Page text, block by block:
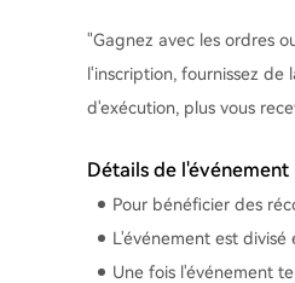
"Gagnez avec les ordres
l'inscription, fournissez de
d'exécution, plus vous
Détails de l'événement
Pour bénéficier des
L'événement est
Une fois l'événement